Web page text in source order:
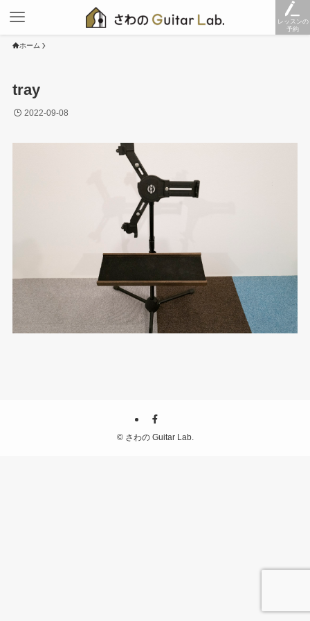
レッスンの
予約
ホーム
tray
2022-09-08
©さわの Guitar Lab.